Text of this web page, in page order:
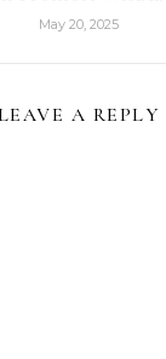
May 20, 2025
A REPLY